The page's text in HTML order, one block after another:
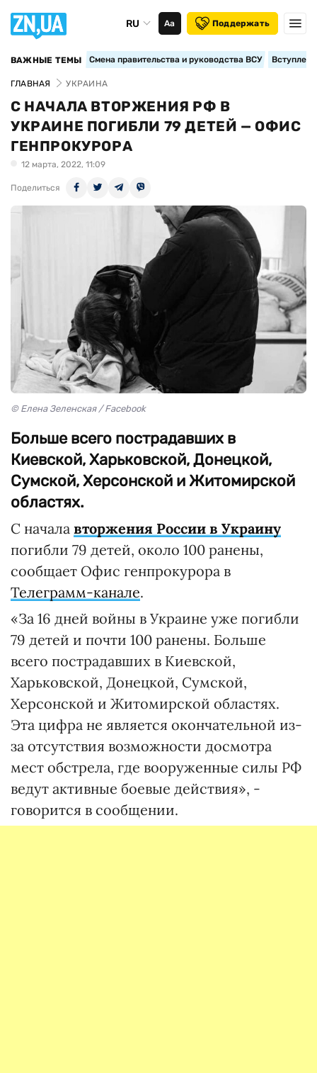
RU Аа Поддержать
ВАЖНЫЕ ТЕМЫ Смена правительства и руководства ВСУ
ГЛАВНАЯ УКРАИНА
С НАЧАЛА ВТОРЖЕНИЯ РФ В
УКРАИНЕ ПОГИБЛИ 79 ДЕТЕЙ — ОФИС
ГЕНПРОКУРОРА
12 марта, 2022, 11:09
Поделиться
© Елена Зеленская / Facebook
Больше всего пострадавших в
Киевской, Харьковской, Донецкой,
Сумской, Херсонской и Житомирской
областях.
С начала вторжения России в Украину
погибли 79 детей, около 100 ранены,
сообщает Офис генпрокурора в
Телеграмм-канале.
«За 16 дней войны в Украине уже погибли
79 детей и почти 100 ранены. Больше
всего пострадавших в Киевской,
Харьковской, Донецкой, Сумской,
Херсонской и Житомирской областях.
Эта цифра не является окончательной из-
за отсутствия возможности досмотра
мест обстрела, где вооруженные силы РФ
ведут активные боевые действия», -
говорится в сообщении.